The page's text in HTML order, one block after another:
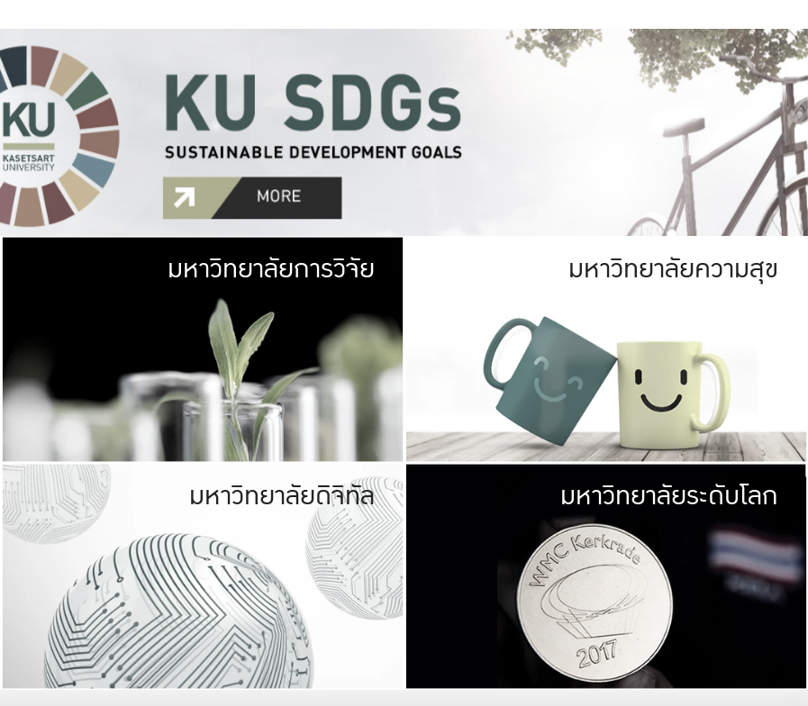
มหาวิทยาลัย
เกษตรศาสตร์ มีพื้นที่เขียวสดใส หนาแน่น
เป็นป่าในเมือง (URBAN FOREST)
เกษตรในเมือง (URBAN AGRICULTURE)
ที่นับรวมกันได้ประมาณ 1,400 ไร่
มหาวิทยาลัยการวิจัย มหาวิทยาลัย
ให้กับประชาชน
มหาวิทยาลัยความสุข
มหาวิทยาลัยรับผิดชอบต่อสังคม
ร่วมมือกับชุมชน เพื่อความกินดีอยู่ดี
และความสุขอย่างยั่งยืน
มองปัญหาในภาพกว้าง
แก้ไขจากปัญหาจุดเล็กๆ
มหาวิทยาลัยดิจิทัล มหาวิทยา
พร้อมที่จ
และผลักดันในการใช้ระบบส
เพื่อการทำงานแ
มหาวิทยาลัยระดับโลก